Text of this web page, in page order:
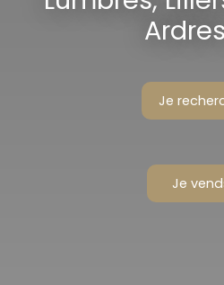
Ardres et
Je
Je